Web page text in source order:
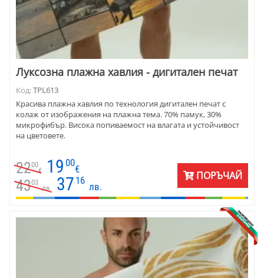
Луксозна плажна хавлия - дигитален печат
Код:TPL613
Красива плажна хавлия по технология дигитален печат с
колаж от изображения на плажна тема. 70% памук, 30%
микрофибър. Висока попиваемост на влагата и устойчивост
на цветовете.
2200
€ 19 00
€
4303
лв. 37 16
лв.
ПОРЪЧАЙ